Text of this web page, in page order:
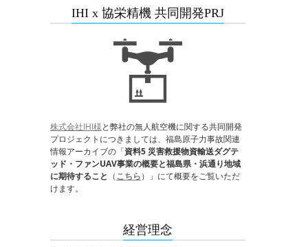
IHI x 協栄精機 共同開発PRJ
株式会社IHI様と弊社の無人航空機に関する共同開発
プロジェクトにつきましては、福島原子力事故関連
情報アーカイブの「資料5 災害救援物資輸送ダグテ
ッド・ファンUAV事業の概要と福島県・浜通り地域
に期待すること （こちら）」にて概要をご覧いただ
けます。
経営理念